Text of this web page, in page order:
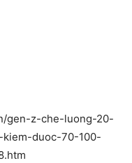
gen-z-che-luong-20-
duoc-70-100-